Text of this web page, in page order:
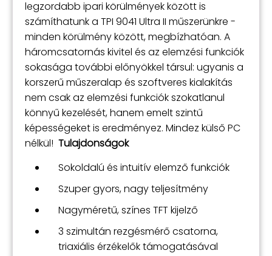
legzordabb ipari körülmények között is
számíthatunk a TPI 9041 Ultra II műszerünkre -
minden körülmény között, megbízhatóan. A
háromcsatornás kivitel és az elemzési funkciók
sokasága további előnyökkel társul: ugyanis a
korszerű műszeralap és szoftveres kialakítás
nem csak az elemzési funkciók szokatlanul
könnyű kezelését, hanem emelt szintű
képességeket is eredményez. Mindez külső PC
nélkül! Tulajdonságok
Sokoldalú és intuitív elemző funkciók
Szuper gyors, nagy teljesítmény
Nagyméretű, színes TFT kijelző
3 szimultán rezgésmérő csatorna,
triaxiális érzékelők támogatásával